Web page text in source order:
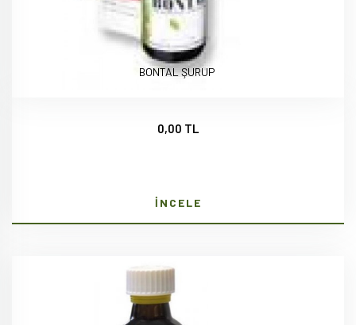
BONTAL ŞURUP
0,00 TL
İNCELE